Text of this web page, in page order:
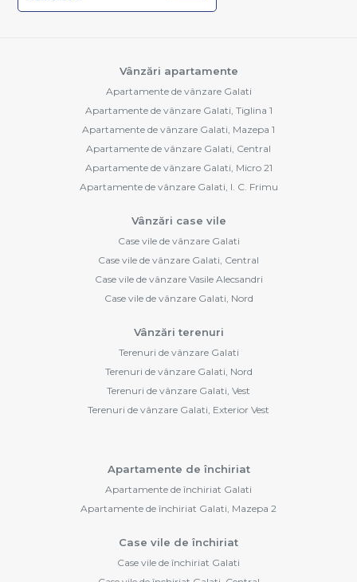
Vânzări apartamente
Apartamente de vânzare Galati
Apartamente de vânzare Galati, Tiglina 1
Apartamente de vânzare Galati, Mazepa 1
Apartamente de vânzare Galati, Central
Apartamente de vânzare Galati, Micro 21
Apartamente de vânzare Galati, I. C. Frimu
Vânzări case vile
Case vile de vânzare Galati
Case vile de vânzare Galati, Central
Case vile de vânzare Vasile Alecsandri
Case vile de vânzare Galati, Nord
Vânzări terenuri
Terenuri de vânzare Galati
Terenuri de vânzare Galati, Nord
Terenuri de vânzare Galati, Vest
Terenuri de vânzare Galati, Exterior Vest
Apartamente de închiriat
Apartamente de închiriat Galati
Apartamente de închiriat Galati, Mazepa 2
Case vile de închiriat
Case vile de închiriat Galati